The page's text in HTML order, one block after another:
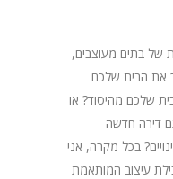
של בתים מעוצבים,
את הבית שלכם
שלכם מהיסוד? או
דירה חדשה
בכל מקרה, אני
עיצוב המותאמת